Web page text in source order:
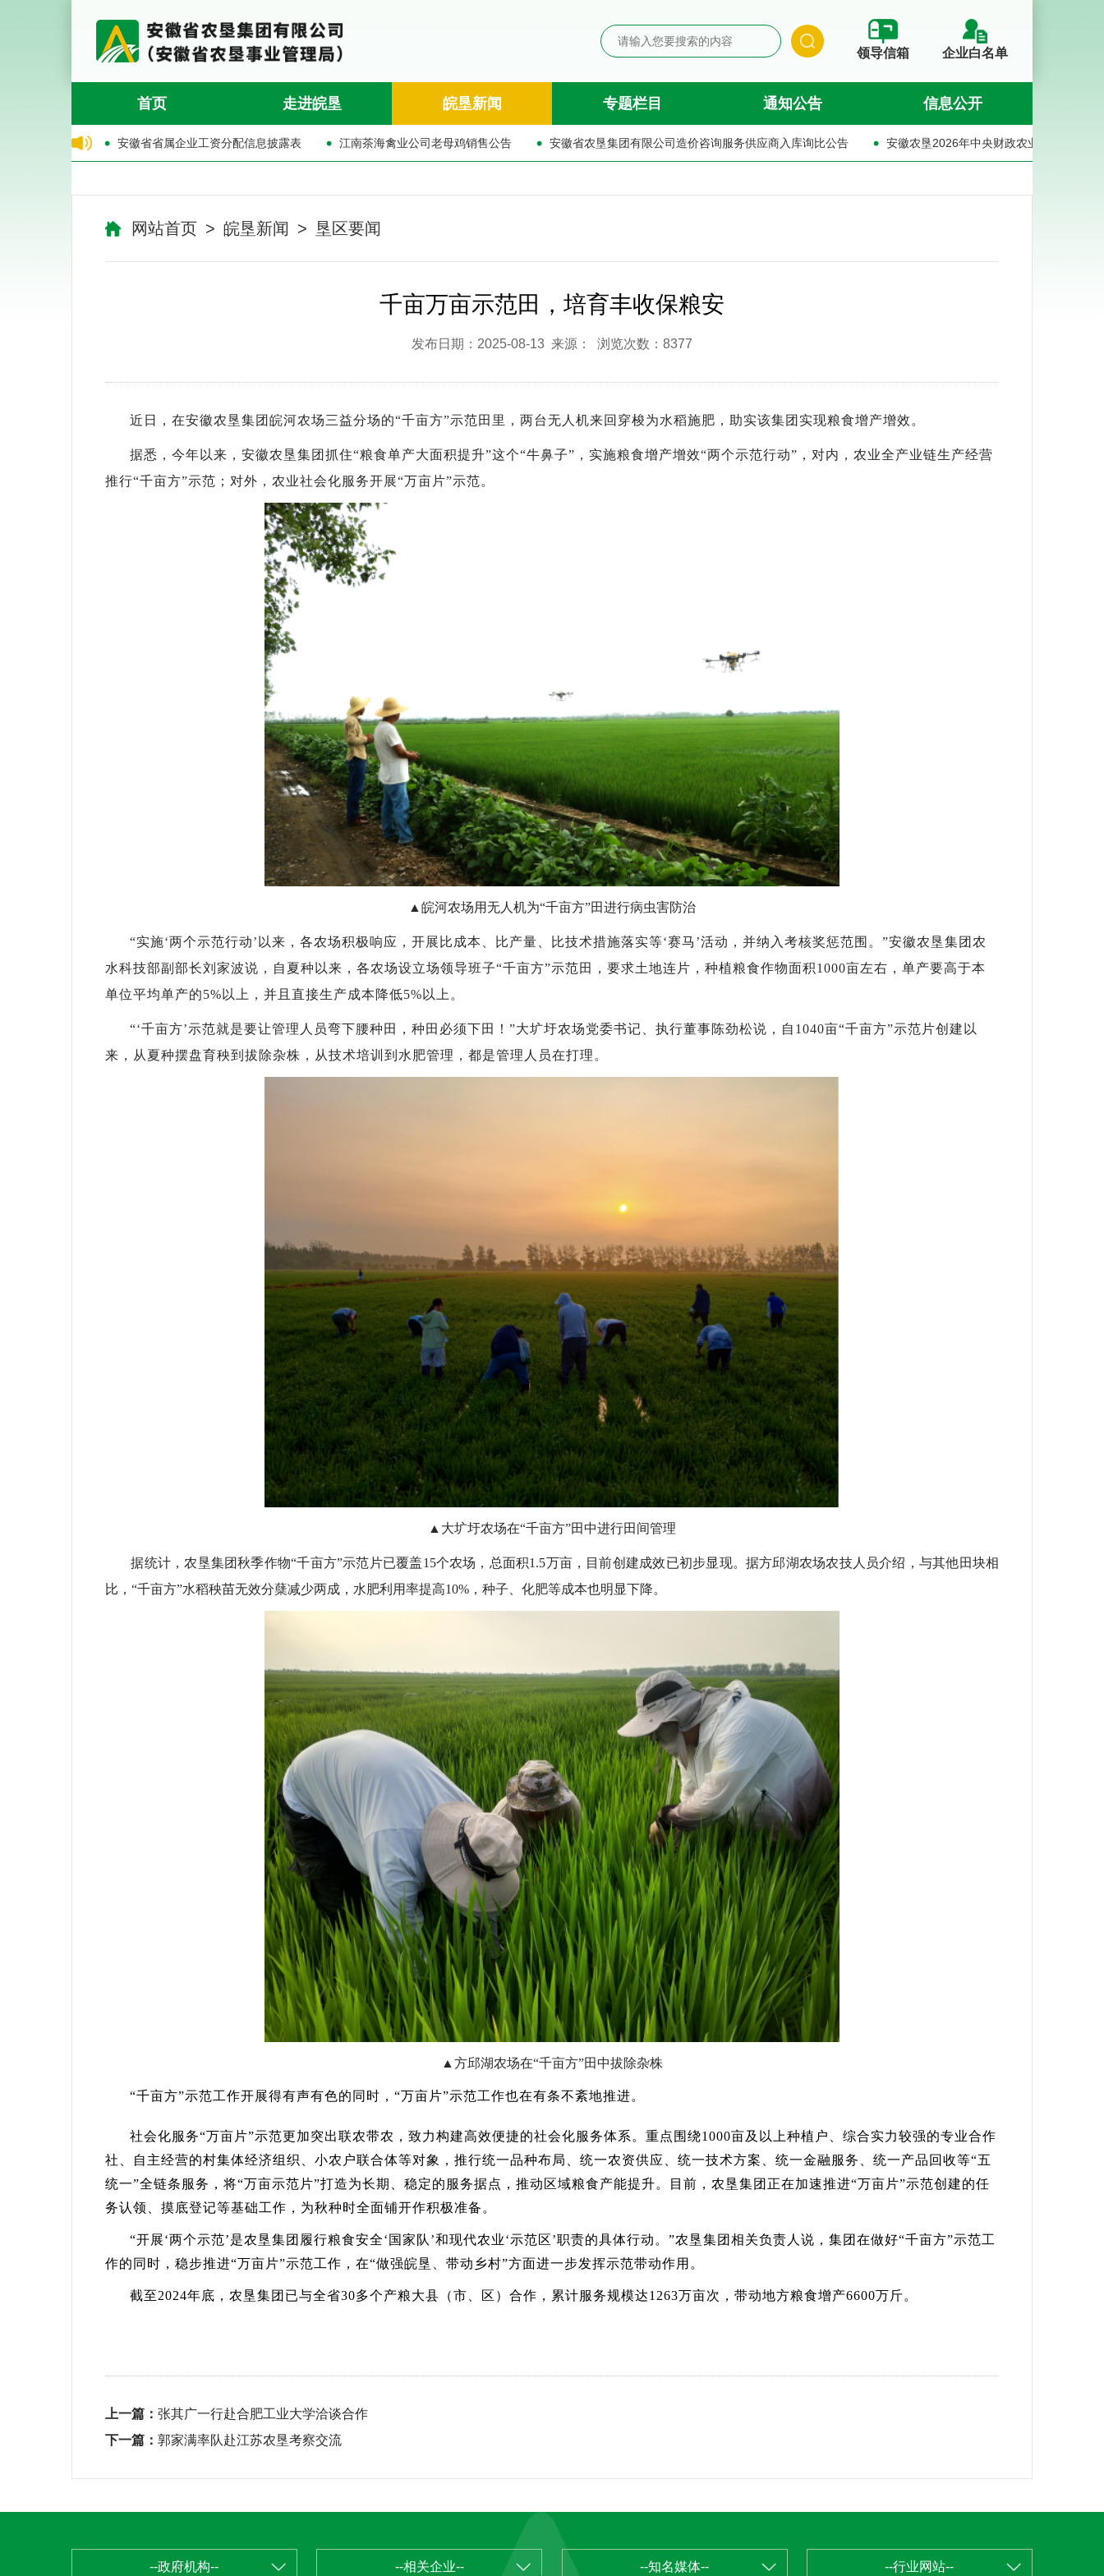
领导信箱 企业白名单
首页 走进皖垦 皖垦新闻 专题栏目 通知公告 信息公开
配信息披露表 江南茶海禽业公司老母鸡销售公告 安徽省农垦集团有限公司造价咨询服务供应商入库询比公告 安徽农垦2026年中央财政农业社会化服务项目服务主体遴选结果的公示
网站首页 > 皖垦新闻 > 垦区要闻
千亩万亩示范田，培育丰收保粮安
发布日期：2025-08-13 来源： 浏览次数：8377
近日，在安徽农垦集团皖河农场三益分场的“千亩方”示范田里，两台无人机来回穿梭为水稻施肥，助实该集团实现粮食增产增效。
据悉，今年以来，安徽农垦集团抓住“粮食单产大面积提升”这个“牛鼻子”，实施粮食增产增效“两个示范行动”，对内，农业全产业链生产经营
推行“千亩方”示范；对外，农业社会化服务开展“万亩片”示范。
▲皖河农场用无人机为“千亩方”田进行病虫害防治
“实施‘两个示范行动’以来，各农场积极响应，开展比成本、比产量、比技术措施落实等‘赛马’活动，并纳入考核奖惩范围。”安徽农垦集团农
水科技部副部长刘家波说，自夏种以来，各农场设立场领导班子“千亩方”示范田，要求土地连片，种植粮食作物面积1000亩左右，单产要高于本
单位平均单产的5%以上，并且直接生产成本降低5%以上。
“‘千亩方’示范就是要让管理人员弯下腰种田，种田必须下田！”大圹圩农场党委书记、执行董事陈劲松说，自1040亩“千亩方”示范片创建以
来，从夏种摆盘育秧到拔除杂株，从技术培训到水肥管理，都是管理人员在打理。
▲大圹圩农场在“千亩方”田中进行田间管理
据统计，农垦集团秋季作物“千亩方”示范片已覆盖15个农场，总面积1.5万亩，目前创建成效已初步显现。据方邱湖农场农技人员介绍，与其他田块相
比，“千亩方”水稻秧苗无效分蘖减少两成，水肥利用率提高10%，种子、化肥等成本也明显下降。
▲方邱湖农场在“千亩方”田中拔除杂株
“千亩方”示范工作开展得有声有色的同时，“万亩片”示范工作也在有条不紊地推进。
社会化服务“万亩片”示范更加突出联农带农，致力构建高效便捷的社会化服务体系。重点围绕1000亩及以上种植户、综合实力较强的专业合作
社、自主经营的村集体经济组织、小农户联合体等对象，推行统一品种布局、统一农资供应、统一技术方案、统一金融服务、统一产品回收等“五
统一”全链条服务，将“万亩示范片”打造为长期、稳定的服务据点，推动区域粮食产能提升。目前，农垦集团正在加速推进“万亩片”示范创建的任
务认领、摸底登记等基础工作，为秋种时全面铺开作积极准备。
“开展‘两个示范’是农垦集团履行粮食安全‘国家队’和现代农业‘示范区’职责的具体行动。”农垦集团相关负责人说，集团在做好“千亩方”示范工
作的同时，稳步推进“万亩片”示范工作，在“做强皖垦、带动乡村”方面进一步发挥示范带动作用。
截至2024年底，农垦集团已与全省30多个产粮大县（市、区）合作，累计服务规模达1263万亩次，带动地方粮食增产6600万斤。
上一篇： 张其广一行赴合肥工业大学洽谈合作
下一篇： 郭家满率队赴江苏农垦考察交流
--政府机构-- --相关企业-- --知名媒体-- --行业网站--